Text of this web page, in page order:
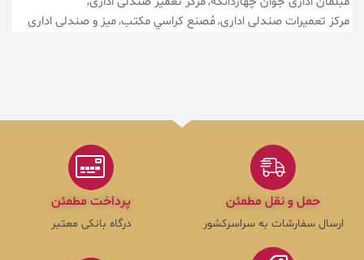
مرکز تعمیرات صندلی اداری مُصنع كراسي مكتب میز و صندلی اداری
حمل و نقل مطمئن
ارسال سفارشات به سراسرکشور
پرداخت مطمئن
درگاه بانکی معتبر